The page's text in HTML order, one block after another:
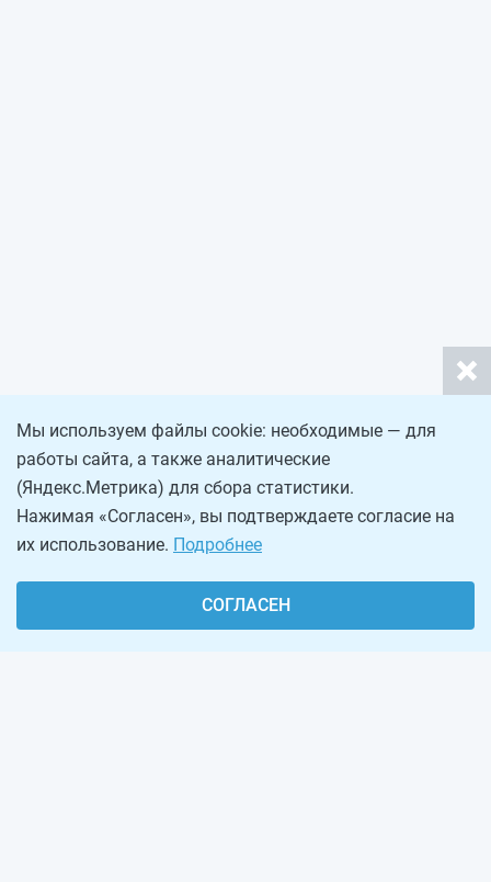
Мы используем файлы cookie: необходимые — для
работы сайта, а также аналитические
(Яндекс.Метрика) для сбора статистики.
Нажимая «Согласен», вы подтверждаете согласие на
их использование. Подробнее
СОГЛАСЕН